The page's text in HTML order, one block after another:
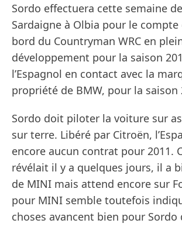
Sordo effectuera cette semaine
Sardaigne à Olbia pour le compte
bord du Countryman WRC en
développement pour la saison
l’Espagnol en contact avec la
propriété de BMW, pour la saison
Sordo doit piloter la voiture sur
sur terre. Libéré par Citroën,
encore aucun contrat pour 2011.
révélait il y a quelques jours, il a
de MINI mais attend encore sur
pour MINI semble toutefois
choses avancent bien pour Sordo